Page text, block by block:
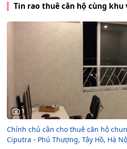
Tin rao thuê căn hộ cùng khu
1
Chính chủ cần cho thuê căn hộ
Ciputra - Phú Thượng, Tây Hồ, Hà